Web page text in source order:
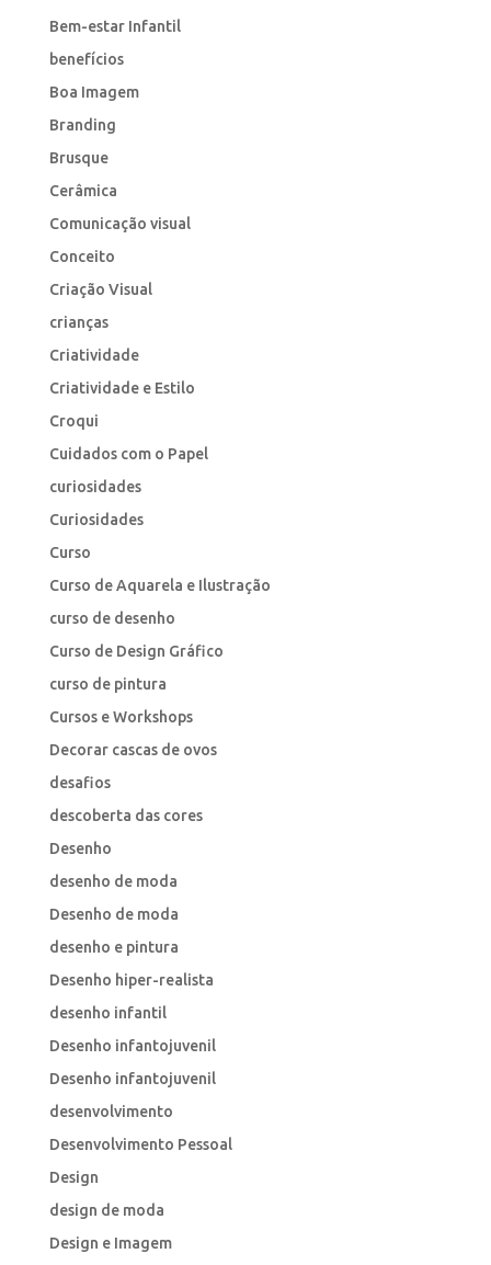
Bem-estar Infantil
benefícios
Boa Imagem
Branding
Brusque
Cerâmica
Comunicação visual
Conceito
Criação Visual
crianças
Criatividade
Criatividade e Estilo
Croqui
Cuidados com o Papel
curiosidades
Curiosidades
Curso
Curso de Aquarela e Ilustração
curso de desenho
Curso de Design Gráfico
curso de pintura
Cursos e Workshops
Decorar cascas de ovos
desafios
descoberta das cores
Desenho
desenho de moda
Desenho de moda
desenho e pintura
Desenho hiper-realista
desenho infantil
Desenho infantojuvenil
Desenho infantojuvenil
desenvolvimento
Desenvolvimento Pessoal
Design
design de moda
Design e Imagem